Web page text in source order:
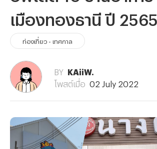
เมืองทองธานี ปี 2565
ท่องเที่ยว - เทศกาล
BY
KAiiW.
โพสต์เมื่อ
02 July 2022